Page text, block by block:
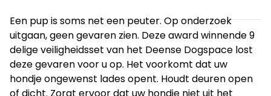
Een pup is soms net een peuter. Op onderzoek
uitgaan, geen gevaren zien. Deze award winnende 9
delige veiligheidsset van het Deense Dogspace lost
deze gevaren voor u op. Het voorkomt dat uw
hondje ongewenst lades opent. Houdt deuren open